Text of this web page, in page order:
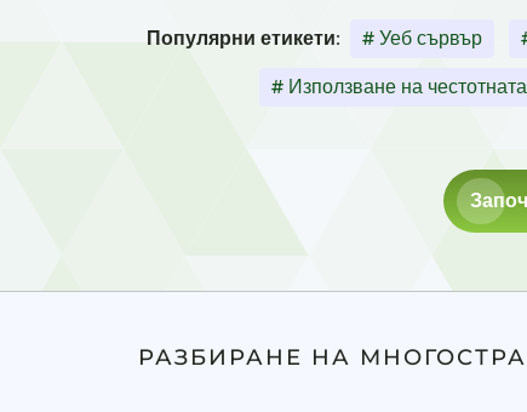
Популярни етикети: # Уеб сървър
# Използване на
РАЗБИРАНЕ НА